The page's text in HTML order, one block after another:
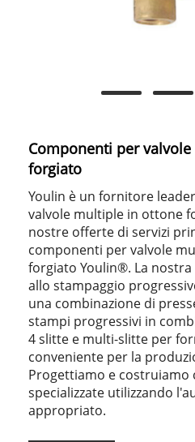
Componenti per
forgiato
Youlin è un fornitore
valvole multiple in ottone
nostre offerte di servizi
componenti per valvole
forgiato Youlin®. La
allo stampaggio
una combinazione di
stampi progressivi in
4 slitte e multi-slitte per
conveniente per la
Progettiamo e costruiamo
specializzate utilizzando
appropriato.